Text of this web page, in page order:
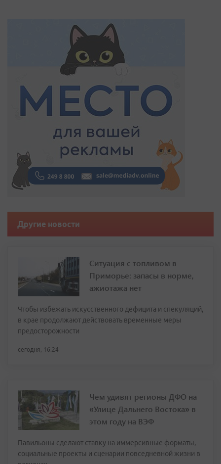
Другие новости
Ситуация с топливом в
Приморье: запасы в норме,
ажиотажа нет
Чтобы избежать искусственного дефицита и спекуляций,
в крае продолжают действовать временные меры
предосторожности
сегодня, 16:24
Чем удивят регионы ДФО на
«Улице Дальнего Востока» в
этом году на ВЭФ
Павильоны сделают ставку на иммерсивные форматы,
социальные проекты и сценарии повседневной жизни в